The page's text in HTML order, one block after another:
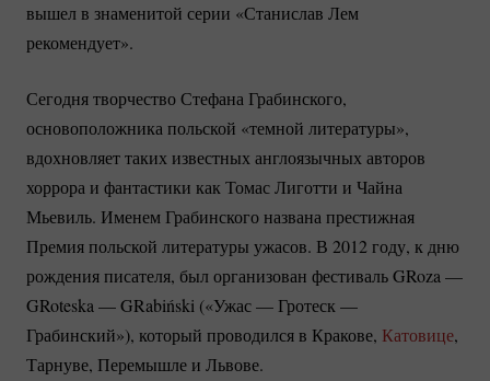
вышел в знаменитой серии «Станислав Лем
рекомендует».
Сегодня творчество Стефана Грабинского,
основоположника польской «темной литературы»,
вдохновляет таких известных англоязычных авторов
хоррора и фантастики как Томас Лиготти и Чайна
Мьевиль. Именем Грабинского названа престижная
Премия польской литературы ужасов. В 2012 году, к дню
рождения писателя, был организован фестиваль GRoza —
GRoteska — GRabiński («Ужас — Гротеск —
Грабинский»), который проводился в Кракове, Катовице,
Тарнуве, Перемышле и Львове.